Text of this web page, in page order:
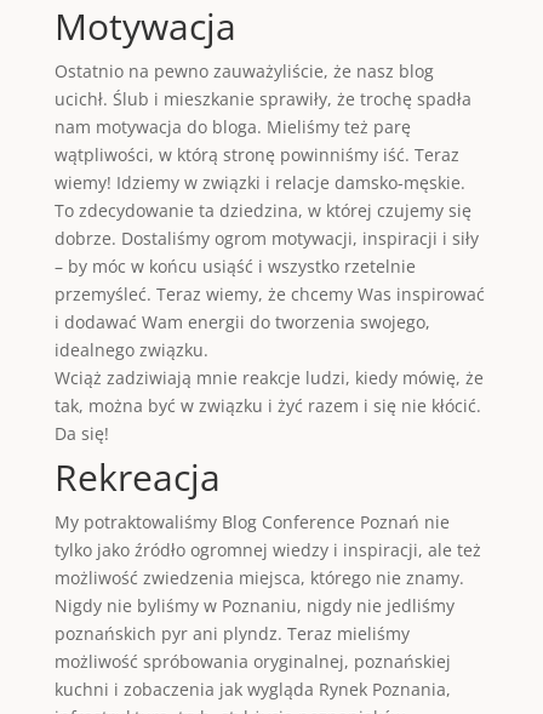
Motywacja
Ostatnio na pewno zauważyliście, że nasz blog
ucichł. Ślub i mieszkanie sprawiły, że trochę spadła
nam motywacja do bloga. Mieliśmy też parę
wątpliwości, w którą stronę powinniśmy iść. Teraz
wiemy! Idziemy w związki i relacje damsko-męskie.
To zdecydowanie ta dziedzina, w której czujemy się
dobrze. Dostaliśmy ogrom motywacji, inspiracji i siły
– by móc w końcu usiąść i wszystko rzetelnie
przemyśleć. Teraz wiemy, że chcemy Was inspirować
i dodawać Wam energii do tworzenia swojego,
idealnego związku.
Wciąż zadziwiają mnie reakcje ludzi, kiedy mówię, że
tak, można być w związku i żyć razem i się nie kłócić.
Da się!
Rekreacja
My potraktowaliśmy Blog Conference Poznań nie
tylko jako źródło ogromnej wiedzy i inspiracji, ale też
możliwość zwiedzenia miejsca, którego nie znamy.
Nigdy nie byliśmy w Poznaniu, nigdy nie jedliśmy
poznańskich pyr ani plyndz. Teraz mieliśmy
możliwość spróbowania oryginalnej, poznańskiej
kuchni i zobaczenia jak wygląda Rynek Poznania,